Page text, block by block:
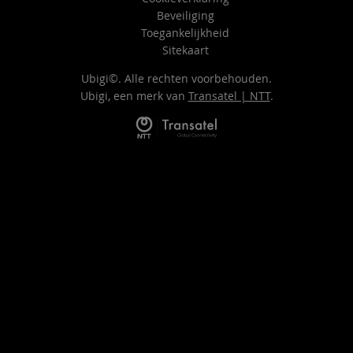
Beveiliging
Toegankelijkheid
Sitekaart
Ubigi©. Alle rechten voorbehouden.
Ubigi, een merk van Transatel | NTT.